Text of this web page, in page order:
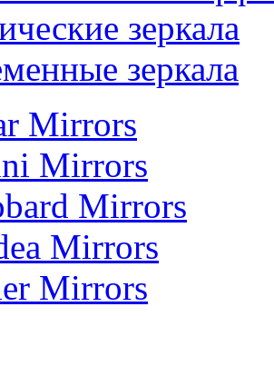
зеркала
зеркала
Mirrors
Mirrors
Mirrors
Mirrors
Mirrors